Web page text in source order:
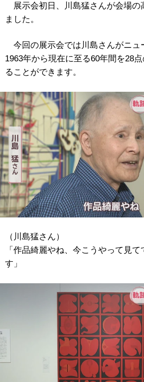
展示会初日、川島猛さんが会場の
ました。
今回の展示会では川島さんがニュ
1963年から現在に至る60年間を28
ることができます。
（川島猛さん）
「作品綺麗やね、今こうやって見
す」